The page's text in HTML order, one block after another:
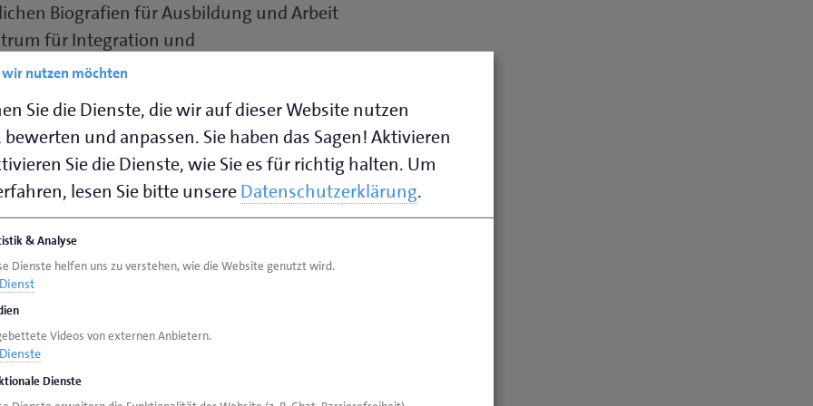
Biografien für Ausbildung und Arbeit
für Integration und
Träger ist das Jobcenter
Oldenburg, die DEKRA
Handwerkskammer Oldenburg beteiligt.
zu Besuch gekommen. Zunächst ließ er
Claudia Hübner die Werkstätten und
es die Bereiche Logistik, Handwerk,
Die Teilnehmerinnen und Teilnehmer
Angelegenheiten, behördlichen
wichtig: die professionelle Beratung durch
Deutschförderung.
kennengelernt, die begeistert ihre
nutzen möchten
Sie die Dienste, die wir auf dieser Website nutzen
und anpassen. Sie haben das Sagen! Aktivieren
Sie die Dienste, wie Sie es für richtig halten. Um
lesen Sie bitte unsereDatenschutzerklärung.
& Analyse
Dienste helfen uns zu verstehen, wie die Website genutzt wird.
Dienst
Videos von externen Anbietern.
Dienste
Dienste